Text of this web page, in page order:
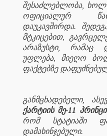
შესაძლებლობა,
ოფიციალურ
დაუკავშირდა.
მტკიცებით,
არაზუსტი, რამაც
უფლება, მიეღო
ფაქტებზე
განმცხადებელი,
ქარტიის მე-11
რომ სტატიაში
დამახინჯებული.